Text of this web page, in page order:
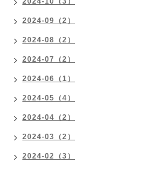
2024-09（2）
2024-08（2）
2024-07（2）
2024-06（1）
2024-05（4）
2024-04（2）
2024-03（2）
2024-02（3）